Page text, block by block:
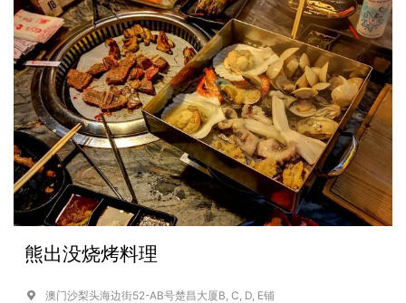
熊出没烧烤料理
澳门沙梨头海边街52-AB号楚昌大厦B, C, D, E铺